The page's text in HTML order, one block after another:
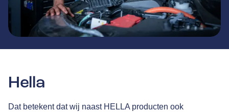
Hella
Dat betekent dat wij naast HELLA producten ook